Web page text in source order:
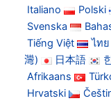
Italiano
Polski
Svenska
Tiếng Việt
ไทย
灣)
日本語
Afrikaans
Hrvatski